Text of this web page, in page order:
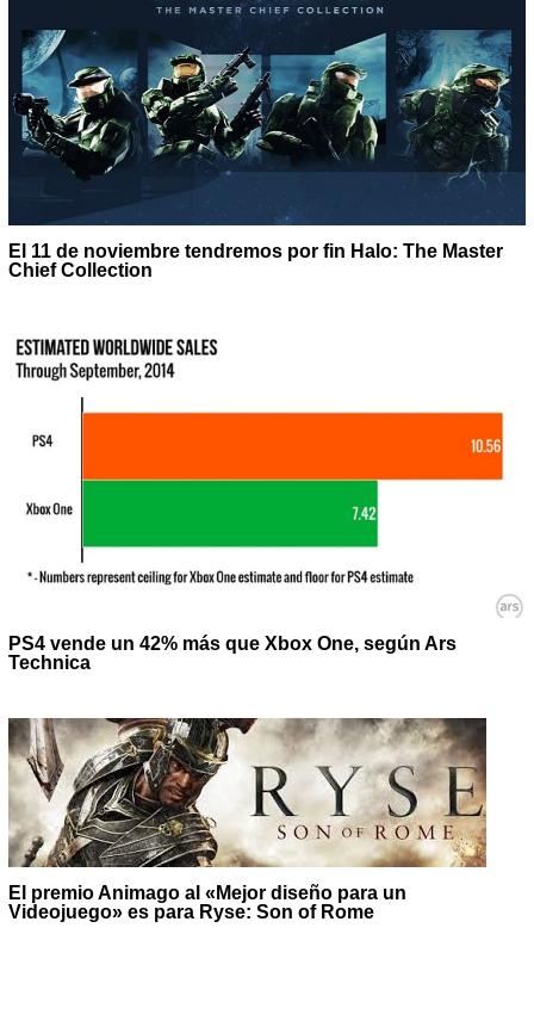
El 11 de noviembre tendremos por fin Halo: The Master
Chief Collection
PS4 vende un 42% más que Xbox One, según Ars
Technica
El premio Animago al «Mejor diseño para un
Videojuego» es para Ryse: Son of Rome